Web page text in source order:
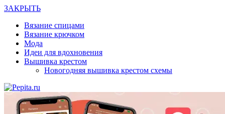
ЗАКРЫТЬ
Вязание спицами
Вязание крючком
Мода
Идеи для вдохновения
Вышивка крестом
Новогодняя вышивка крестом схемы